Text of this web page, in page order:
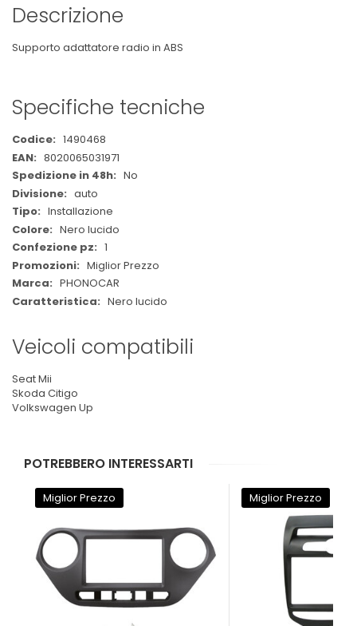
Descrizione
Supporto adattatore radio in ABS
Specifiche tecniche
Maggiori
Informazioni
1490468
8020065031971
No
auto
Installazione
Nero lucido
1
Miglior Prezzo
PHONOCAR
Nero lucido
Veicoli compatibili
Seat Mii
Skoda Citigo
Volkswagen Up
POTREBBERO INTERESSARTI
Miglior Prezzo Miglior Prezzo